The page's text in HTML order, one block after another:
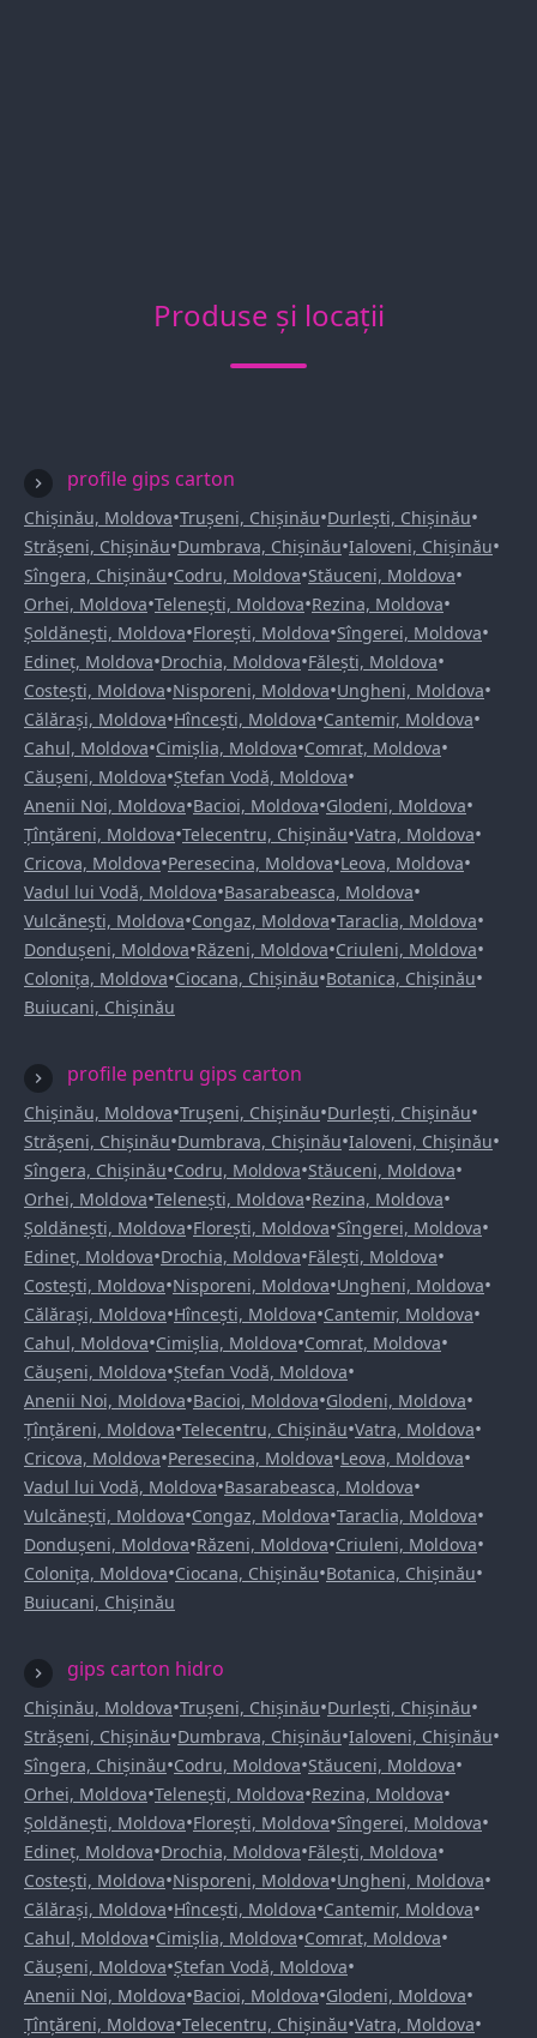
Produse și locații
profile gips carton
Chișinău, Moldova•Trușeni, Chișinău•Durlești, Chișinău•
Strășeni, Chișinău•Dumbrava, Chișinău•Ialoveni, Chișinău•
Sîngera, Chișinău•Codru, Moldova•Stăuceni, Moldova•
Orhei, Moldova•Telenești, Moldova•Rezina, Moldova•
Șoldănești, Moldova•Florești, Moldova•Sîngerei, Moldova•
Edineț, Moldova•Drochia, Moldova•Fălești, Moldova•
Costești, Moldova•Nisporeni, Moldova•Ungheni, Moldova•
Călărași, Moldova•Hîncești, Moldova•Cantemir, Moldova•
Cahul, Moldova•Cimișlia, Moldova•Comrat, Moldova•
Căușeni, Moldova•Ștefan Vodă, Moldova•
Anenii Noi, Moldova•Bacioi, Moldova•Glodeni, Moldova•
Țînțăreni, Moldova•Telecentru, Chișinău•Vatra, Moldova•
Cricova, Moldova•Peresecina, Moldova•Leova, Moldova•
Vadul lui Vodă, Moldova•Basarabeasca, Moldova•
Vulcănești, Moldova•Congaz, Moldova•Taraclia, Moldova•
Dondușeni, Moldova•Răzeni, Moldova•Criuleni, Moldova•
Colonița, Moldova•Ciocana, Chișinău•Botanica, Chișinău•
Buiucani, Chișinău
profile pentru gips carton
Chișinău, Moldova•Trușeni, Chișinău•Durlești, Chișinău•
Strășeni, Chișinău•Dumbrava, Chișinău•Ialoveni, Chișinău•
Sîngera, Chișinău•Codru, Moldova•Stăuceni, Moldova•
Orhei, Moldova•Telenești, Moldova•Rezina, Moldova•
Șoldănești, Moldova•Florești, Moldova•Sîngerei, Moldova•
Edineț, Moldova•Drochia, Moldova•Fălești, Moldova•
Costești, Moldova•Nisporeni, Moldova•Ungheni, Moldova•
Călărași, Moldova•Hîncești, Moldova•Cantemir, Moldova•
Cahul, Moldova•Cimișlia, Moldova•Comrat, Moldova•
Căușeni, Moldova•Ștefan Vodă, Moldova•
Anenii Noi, Moldova•Bacioi, Moldova•Glodeni, Moldova•
Țînțăreni, Moldova•Telecentru, Chișinău•Vatra, Moldova•
Cricova, Moldova•Peresecina, Moldova•Leova, Moldova•
Vadul lui Vodă, Moldova•Basarabeasca, Moldova•
Vulcănești, Moldova•Congaz, Moldova•Taraclia, Moldova•
Dondușeni, Moldova•Răzeni, Moldova•Criuleni, Moldova•
Colonița, Moldova•Ciocana, Chișinău•Botanica, Chișinău•
Buiucani, Chișinău
gips carton hidro
Chișinău, Moldova•Trușeni, Chișinău•Durlești, Chișinău•
Strășeni, Chișinău•Dumbrava, Chișinău•Ialoveni, Chișinău•
Sîngera, Chișinău•Codru, Moldova•Stăuceni, Moldova•
Orhei, Moldova•Telenești, Moldova•Rezina, Moldova•
Șoldănești, Moldova•Florești, Moldova•Sîngerei, Moldova•
Edineț, Moldova•Drochia, Moldova•Fălești, Moldova•
Costești, Moldova•Nisporeni, Moldova•Ungheni, Moldova•
Călărași, Moldova•Hîncești, Moldova•Cantemir, Moldova•
Cahul, Moldova•Cimișlia, Moldova•Comrat, Moldova•
Căușeni, Moldova•Ștefan Vodă, Moldova•
Anenii Noi, Moldova•Bacioi, Moldova•Glodeni, Moldova•
Țînțăreni, Moldova•Telecentru, Chișinău•Vatra, Moldova•